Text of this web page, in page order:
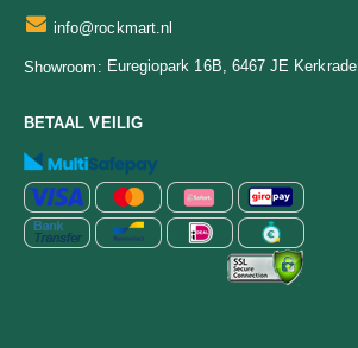
info@rockmart.nl
Showroom: Euregiopark 16B, 6467 JE Kerkrade
BETAAL VEILIG